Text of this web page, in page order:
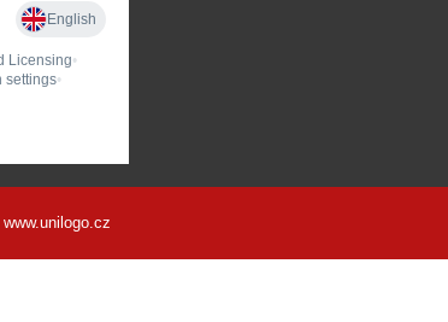
www.unilogo.cz